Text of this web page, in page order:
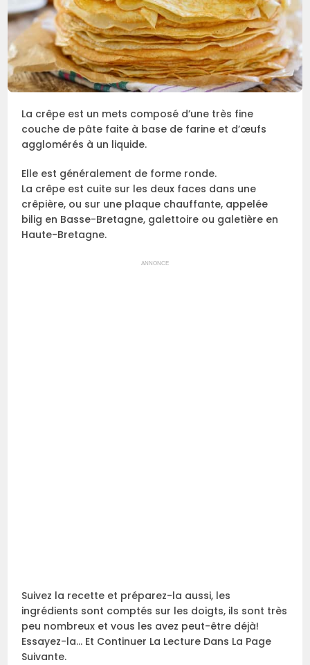
La crêpe est un mets composé d’une très fine
couche de pâte faite à base de farine et d’œufs
agglomérés à un liquide.
Elle est généralement de forme ronde.
La crêpe est cuite sur les deux faces dans une
crêpière, ou sur une plaque chauffante, appelée
bilig en Basse-Bretagne, galettoire ou galetière en
Haute-Bretagne.
ANNONCE
Suivez la recette et préparez-la aussi, les
ingrédients sont comptés sur les doigts, ils sont très
peu nombreux et vous les avez peut-être déjà!
Essayez-la… Et Continuer La Lecture Dans La Page
Suivante.